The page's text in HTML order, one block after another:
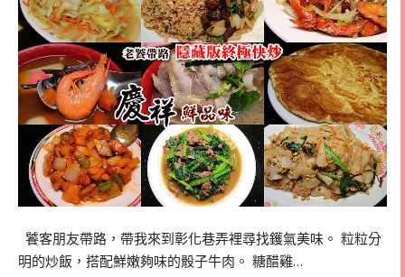
饕客朋友帶路，帶我來到彰化巷弄裡尋找鑊氣美味。 粒粒分
明的炒飯，搭配鮮嫩夠味的骰子牛肉。 糖醋雞…